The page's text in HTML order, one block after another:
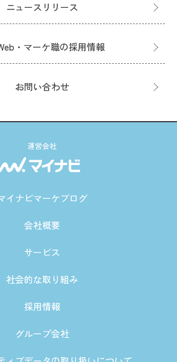
ニュースリリース
・マーケ職の採用情報
お問い合わせ
運営会社
イナビマーケブログ
会社概要
サービス
社会的な取り組み
採用情報
グループ会社